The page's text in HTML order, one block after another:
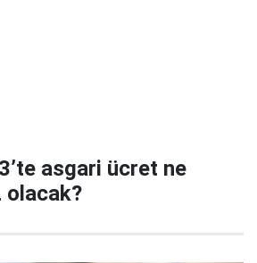
asgari ücret ne
olacak?